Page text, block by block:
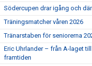
Södercupen drar igång och
Träningsmatcher våren 2026
Tränarstaben för seniorerna
Eric Uhrlander – från A-laget
framtiden